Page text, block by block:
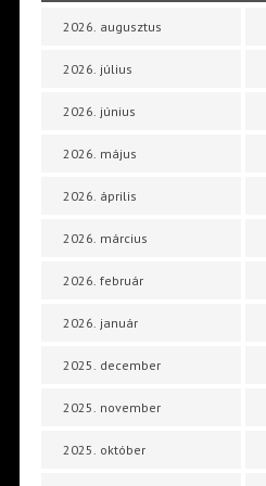
2026. augusztus
2026. július
2026. június
2026. május
2026. április
2026. március
2026. február
2026. január
2025. december
2025. november
2025. október